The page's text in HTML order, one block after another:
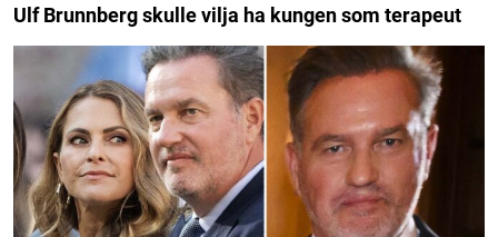
Ulf Brunnberg skulle vilja ha kungen som terapeut